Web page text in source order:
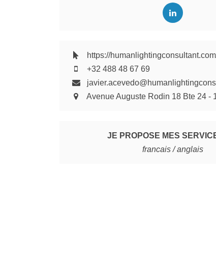
https://
+32 488 48 67 69
Avenue Auguste Rodin 18 Bte 24 -
JE PROPOSE MES
francais / anglais